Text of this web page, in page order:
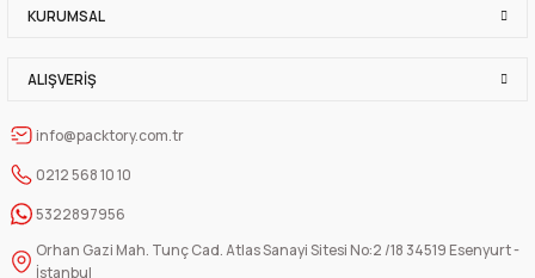
info@packtory.com.tr
0212 568 10 10
5322897956
Orhan Gazi Mah. Tunç Cad. Atlas Sanayi Sitesi No:2 /18 34519 Esenyurt -
İstanbul
KURUMSAL
ALIŞVERIŞ